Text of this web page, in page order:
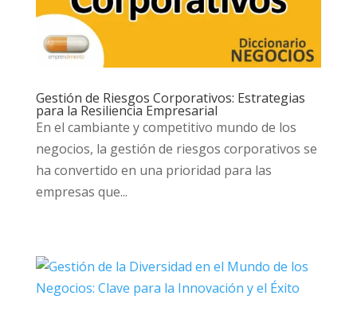
Gestión de Riesgos Corporativos: Estrategias
para la Resiliencia Empresarial
En el cambiante y competitivo mundo de los
negocios, la gestión de riesgos corporativos se
ha convertido en una prioridad para las
empresas que...